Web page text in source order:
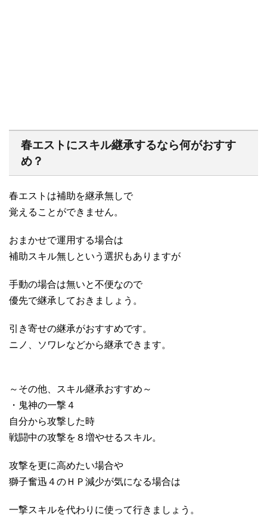
春エストにスキル継承するなら何がおすす
め？
春エストは補助を継承無しで
覚えることができません。
おまかせで運用する場合は
補助スキル無しという選択もありますが
手動の場合は無いと不便なので
優先で継承しておきましょう。
引き寄せの継承がおすすめです。
ニノ、ソワレなどから継承できます。
～その他、スキル継承おすすめ～
・鬼神の一撃４
自分から攻撃した時
戦闘中の攻撃を８増やせるスキル。
攻撃を更に高めたい場合や
獅子奮迅４のＨＰ減少が気になる場合は
一撃スキルを代わりに使って行きましょう。